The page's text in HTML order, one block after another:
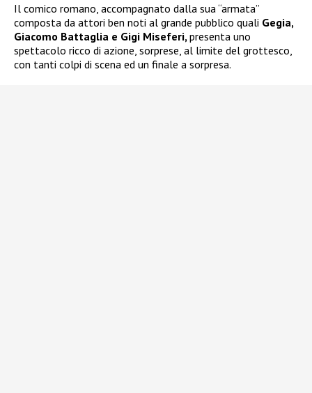
Il comico romano, accompagnato dalla sua “armata”
composta da attori ben noti al grande pubblico quali Gegia,
Giacomo Battaglia e Gigi Miseferi, presenta uno
spettacolo ricco di azione, sorprese, al limite del grottesco,
con tanti colpi di scena ed un finale a sorpresa.